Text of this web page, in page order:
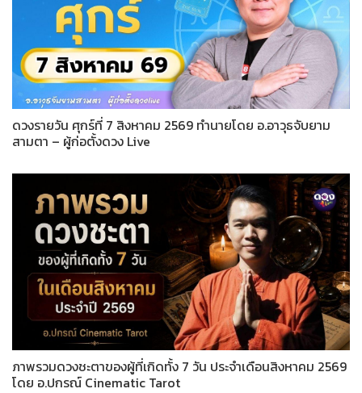
ดวงรายวัน ศุกร์ที่ 7 สิงหาคม 2569 ทำนายโดย อ.อาวุธจับยาม
สามตา – ผู้ก่อตั้งดวง Live
ภาพรวมดวงชะตาของผู้ที่เกิดทั้ง 7 วัน ประจำเดือนสิงหาคม 2569
โดย อ.ปกรณ์ Cinematic Tarot